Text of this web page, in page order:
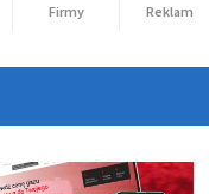
Firmy Reklama